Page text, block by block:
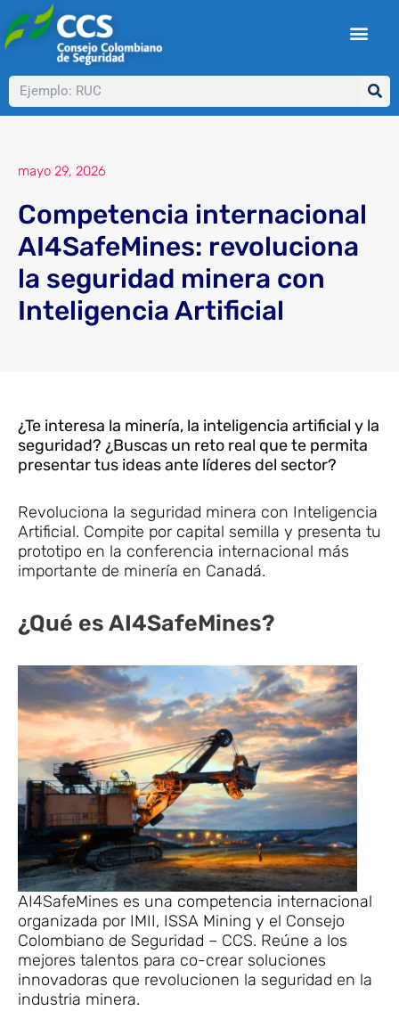
al
contenido
Buscar
mayo 29, 2026
Competencia internacional
AI4SafeMines: revoluciona
la seguridad minera con
Inteligencia Artificial
¿Te interesa la minería, la inteligencia artificial y la
seguridad? ¿Buscas un reto real que te permita
presentar tus ideas ante líderes del sector?
Revoluciona la seguridad minera con Inteligencia
Artificial. Compite por capital semilla y presenta tu
prototipo en la conferencia internacional más
importante de minería en Canadá.
¿Qué es AI4SafeMines?
AI4SafeMines es una competencia internacional
organizada por IMII, ISSA Mining y el Consejo
Colombiano de Seguridad – CCS. Reúne a los
mejores talentos para co-crear soluciones
innovadoras que revolucionen la seguridad en la
industria minera.